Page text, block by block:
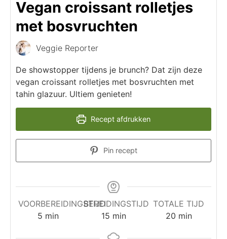
Vegan croissant rolletjes
met bosvruchten
Veggie Reporter
De showstopper tijdens je brunch? Dat zijn deze
vegan croissant rolletjes met bosvruchten met
tahin glazuur. Ultiem genieten!
Recept afdrukken
Pin recept
VOORBEREIDINGSTIJD
5 min
BEREIDINGSTIJD
15 min
TOTALE TIJD
20 min